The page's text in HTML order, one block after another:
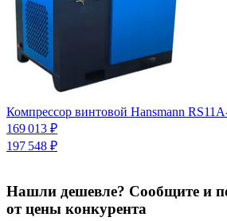
Компрессор винтовой Hansmann
169 013 ₽
197 548 ₽
Нашли дешевле? Сообщите и
от цены конкурента